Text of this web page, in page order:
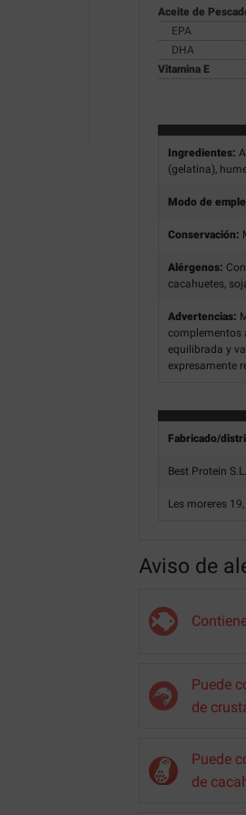
Aceite de
EPA
DHA
Vitamina E
Ingredientes:
(gelatina),
Modo de
Conservación:
Alérgenos:
cacahuetes,
Advertencias:
complementos
equilibrada y
expresamente
Fabricado/
Best Protein
Les moreres
Aviso de
Puede
de
Puede
de